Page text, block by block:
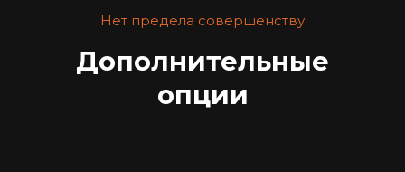
Дополнительные
опции
Нет предела совершенству